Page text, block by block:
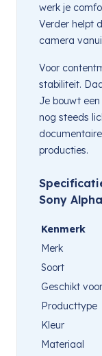
werk je
Verder helpt
camera
Voor
stabiliteit.
Je bouwt
nog steeds
producties.
Sony
Kenmerk
Merk
Soort
Geschikt voor
Producttype
Kleur
Materiaal